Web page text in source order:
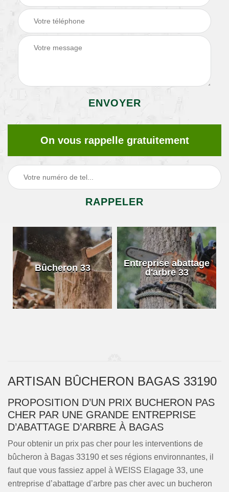
On vous rappelle gratuitement
Bûcheron 33
Entreprise abattage
d'arbre 33
ARTISAN BÛCHERON BAGAS 33190
PROPOSITION D’UN PRIX BUCHERON PAS
CHER PAR UNE GRANDE ENTREPRISE
D’ABATTAGE D’ARBRE À BAGAS
Pour obtenir un prix pas cher pour les interventions de
bûcheron à Bagas 33190 et ses régions environnantes, il
faut que vous fassiez appel à WEISS Elagage 33, une
entreprise d’abattage d’arbre pas cher avec un bucheron